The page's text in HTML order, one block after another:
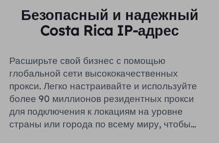
Безопасный и надежный
Costa Rica IP-адрес
Расширьте свой бизнес с помощью
глобальной сети высококачественных
прокси. Легко настраивайте и используйте
более 90 миллионов резидентных прокси
для подключения к локациям на уровне
страны или города по всему миру, чтобы